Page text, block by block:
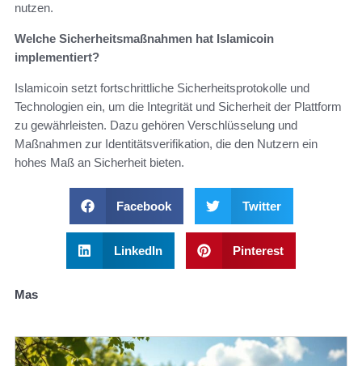
nutzen.
Welche Sicherheitsmaßnahmen hat Islamicoin
implementiert?
Islamicoin setzt fortschrittliche Sicherheitsprotokolle und
Technologien ein, um die Integrität und Sicherheit der Plattform
zu gewährleisten. Dazu gehören Verschlüsselung und
Maßnahmen zur Identitätsverifikation, die den Nutzern ein
hohes Maß an Sicherheit bieten.
Facebook Twitter
LinkedIn Pinterest
Mas